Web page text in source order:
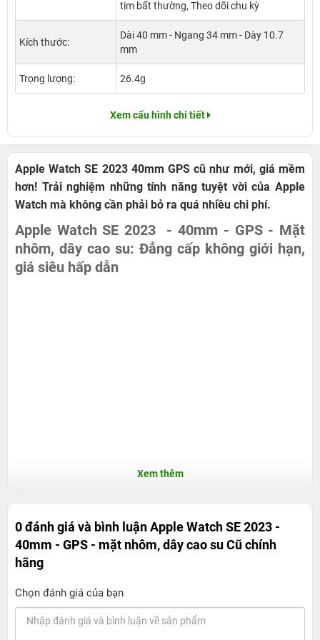
tim bất thường, Theo dõi chu kỳ
Kích thước:
Dài 40 mm - Ngang 34 mm - Dày 10.7
mm
Trọng lượng: 26.4g
Xem cấu hình chi tiết
Apple Watch SE 2023 40mm GPS cũ như mới, giá mềm
hơn! Trải nghiệm những tính năng tuyệt vời của Apple
Watch mà không cần phải bỏ ra quá nhiều chi phí.
Apple Watch SE 2023 - 40mm - GPS - Mặt
nhôm, dây cao su: Đẳng cấp không giới hạn,
giá siêu hấp dẫn
Thiết kế siêu hiện đại, tiện lợi
Xem thêm
0 đánh giá và bình luậnApple Watch SE 2023 -
40mm - GPS - mặt nhôm, dây cao su Cũ chính
hãng
Chọn đánh giá của bạn